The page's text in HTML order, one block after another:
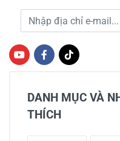
Địa chỉ e-mail
DANH MỤC VÀ
THÍCH